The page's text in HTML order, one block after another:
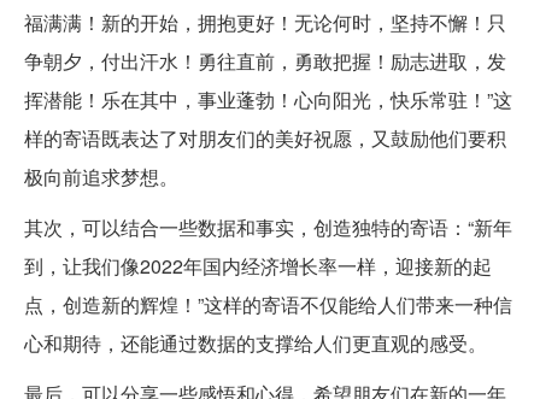
福满满！新的开始，拥抱更好！无论何时，坚持不懈！只
争朝夕，付出汗水！勇往直前，勇敢把握！励志进取，发
挥潜能！乐在其中，事业蓬勃！心向阳光，快乐常驻！”这
样的寄语既表达了对朋友们的美好祝愿，又鼓励他们要积
极向前追求梦想。
其次，可以结合一些数据和事实，创造独特的寄语：“新年
到，让我们像2022年国内经济增长率一样，迎接新的起
点，创造新的辉煌！”这样的寄语不仅能给人们带来一种信
心和期待，还能通过数据的支撑给人们更直观的感受。